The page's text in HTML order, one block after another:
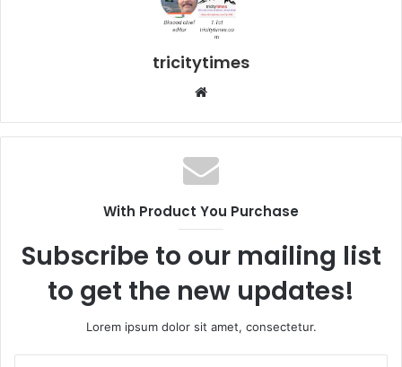
tricitytimes
Website
With Product You Purchase
Subscribe to our mailing list
to get the new updates!
Lorem ipsum dolor sit amet, consectetur.